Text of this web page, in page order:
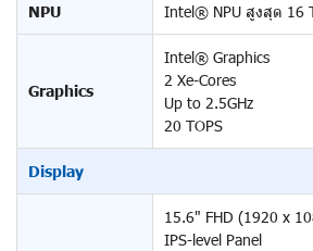
NPU Intel® NPU สูงสุด 16
Graphics
Intel® Graphics
2 Xe-Cores
Up to 2.5GHz
20 TOPS
Display
15.6" FHD (1920 x
IPS-level Panel